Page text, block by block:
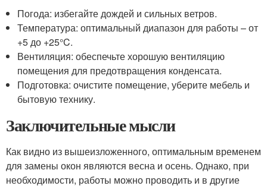
Погода: избегайте дождей и сильных ветров.
Температура: оптимальный диапазон для работы – от
+5 до +25°C.
Вентиляция: обеспечьте хорошую вентиляцию
помещения для предотвращения конденсата.
Подготовка: очистите помещение, уберите мебель и
бытовую технику.
Заключительные мысли
Как видно из вышеизложенного, оптимальным временем
для замены окон являются весна и осень. Однако, при
необходимости, работы можно проводить и в другие